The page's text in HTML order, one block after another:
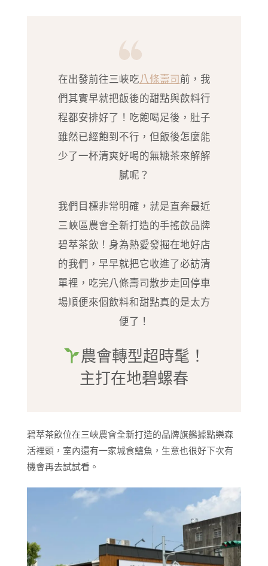
在出發前往三峽吃八條壽司 前，我
們其實早就把飯後的甜點與飲料行
程都安排好了！吃飽喝足後，肚子
雖然已經飽到不行，但飯後怎麼能
少了一杯清爽好喝的無糖茶來解解
膩呢？
我們目標非常明確，就是直奔最近
三峽區農會全新打造的手搖飲品牌
碧萃茶飲！身為熱愛發掘在地好店
的我們，早早就把它收進了必訪清
單裡，吃完八條壽司散步走回停車
場順便來個飲料和甜點真的是太方
便了！
農會轉型超時髦！
主打在地碧螺春
碧萃茶飲位在三峽農會全新打造的品牌旗艦據點樂森
活裡頭，室內還有一家城食鱸魚，生意也很好下次有
機會再去試試看。